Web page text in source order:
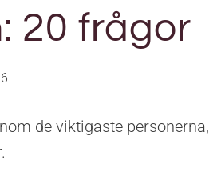
20 frågor
de viktigaste personerna,